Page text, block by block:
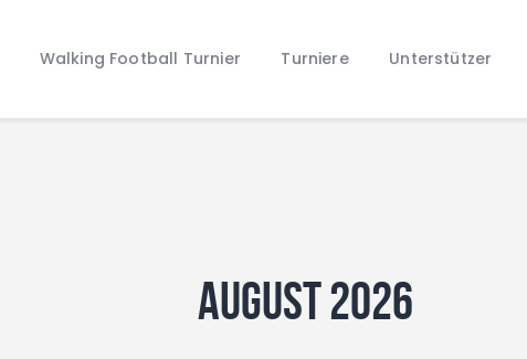
Walking Football Turnier Turniere Unterstützer
Walking Football Turnier
Turniere
August 2026